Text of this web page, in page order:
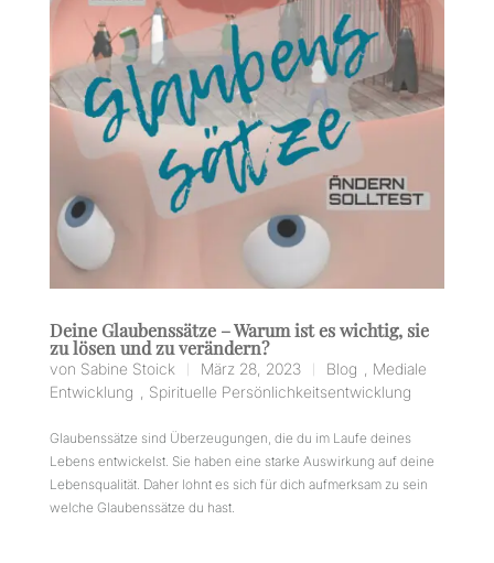
Deine Glaubenssätze – Warum ist es wichtig, sie
zu lösen und zu verändern?
von Sabine Stoick März 28, 2023 Blog
Mediale
Entwicklung
Spirituelle Persönlichkeitsentwicklung
Glaubenssätze sind Überzeugungen, die du im Laufe deines
Lebens entwickelst. Sie haben eine starke Auswirkung auf deine
Lebensqualität. Daher lohnt es sich für dich aufmerksam zu sein
welche Glaubenssätze du hast.